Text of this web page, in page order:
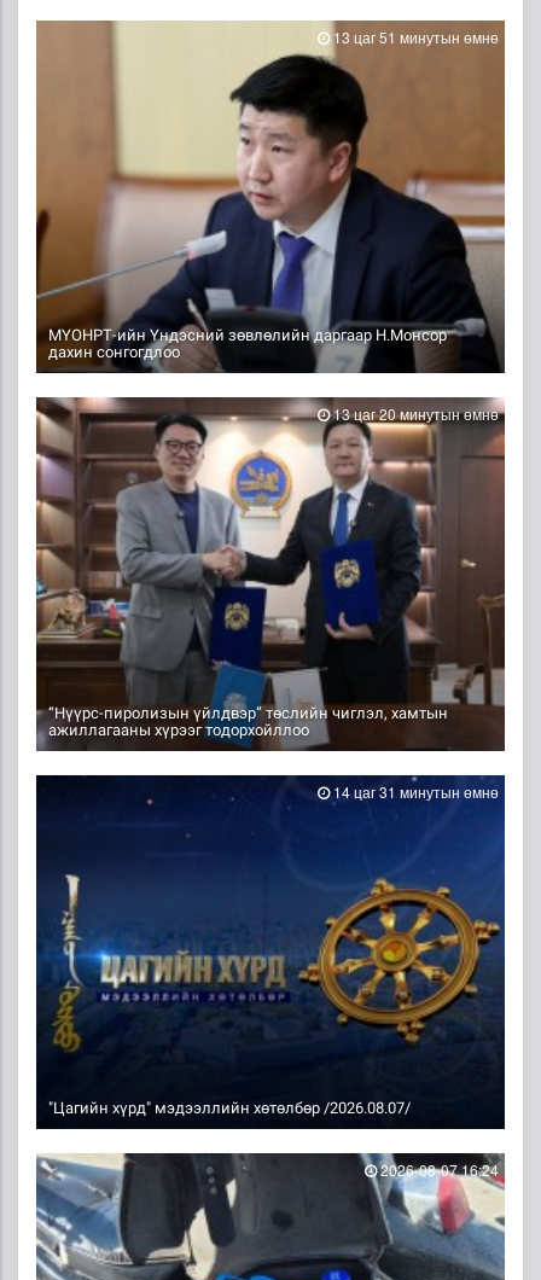
МҮОНРТ-ийн Үндэсний зөвлөлийн даргаар Н.Монсор
дахин сонгогдлоо
13 цаг 51 минутын өмнө
“Нүүрс-пиролизын үйлдвэр” төслийн чиглэл, хамтын
ажиллагааны хүрээг тодорхойллоо
13 цаг 20 минутын өмнө
"Цагийн хүрд" мэдээллийн хөтөлбөр /2026.08.07/
14 цаг 31 минутын өмнө
2026-08-07 16:24